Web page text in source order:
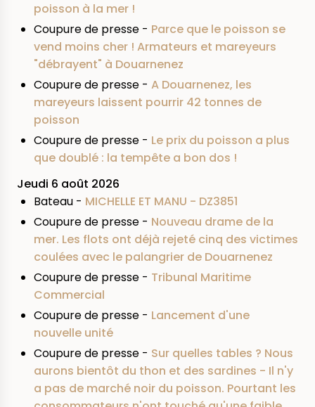
poisson à la mer !
Coupure de presse - Parce que le poisson se
vend moins cher ! Armateurs et mareyeurs
"débrayent" à Douarnenez
Coupure de presse - A Douarnenez, les
mareyeurs laissent pourrir 42 tonnes de
poisson
Coupure de presse - Le prix du poisson a plus
que doublé : la tempête a bon dos !
Jeudi 6 août 2026
Bateau - MICHELLE ET MANU - DZ3851
Coupure de presse - Nouveau drame de la
mer. Les flots ont déjà rejeté cinq des victimes
coulées avec le palangrier de Douarnenez
Coupure de presse - Tribunal Maritime
Commercial
Coupure de presse - Lancement d'une
nouvelle unité
Coupure de presse - Sur quelles tables ? Nous
aurons bientôt du thon et des sardines - Il n'y
a pas de marché noir du poisson. Pourtant les